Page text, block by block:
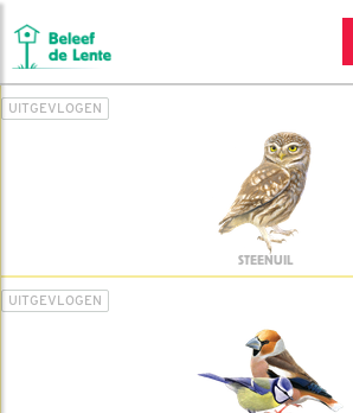
UITGEVLOGEN
STEENUIL
UITGEVLOGEN